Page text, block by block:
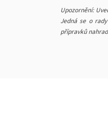
Upozornění:
Jedná se o
přípravků